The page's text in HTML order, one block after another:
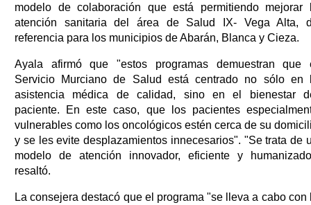
modelo de colaboración que está permitiendo mejorar
atención sanitaria del área de Salud IX- Vega Alta,
referencia para los municipios de Abarán, Blanca y Cieza.
Ayala afirmó que "estos programas demuestran que
Servicio Murciano de Salud está centrado no sólo en
asistencia médica de calidad, sino en el bienestar
paciente. En este caso, que los pacientes
vulnerables como los oncológicos estén cerca de su
y se les evite desplazamientos innecesarios". "Se trata de
modelo de atención innovador, eficiente y
resaltó.
La consejera destacó que el programa "se lleva a cabo con